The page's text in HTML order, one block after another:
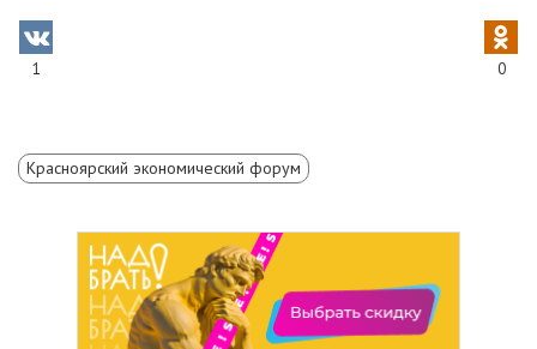
1 0
Красноярский экономический форум